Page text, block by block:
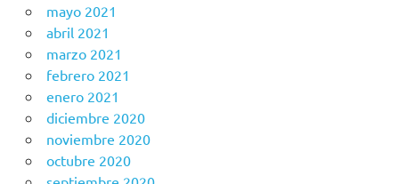
mayo 2021
abril 2021
marzo 2021
febrero 2021
enero 2021
diciembre 2020
noviembre 2020
octubre 2020